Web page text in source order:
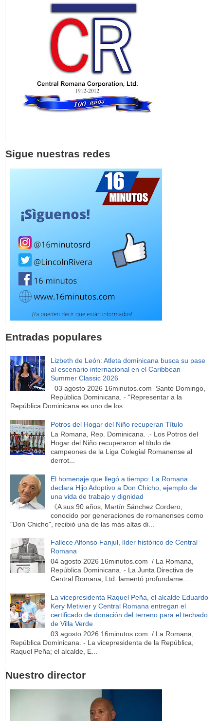
Sigue nuestras redes
Entradas populares
Lizbeth de León: Atleta dominicana busca su pase
al escenario internacional en el Caribbean
Summer Classic 2026
03 agosto 2026 16minutos.com Santo Domingo,
República Dominicana. - "Representar a la
República Dominicana es uno de los...
Potros del Hogar del Niño recuperan Título
La Romana, Rep. Dominicana. .- Los Potros del
Hogar del Niño recuperaron el título de
campeones de la Liga Colegial Romanense al
derrot...
El homenaje que llegó a tiempo: La Romana
declara Hijo Adoptivo a Don Chicho, ejemplo de
una vida de trabajo y dignidad
《A sus 90 años, Martín Sánchez Cordero,
conocido por generaciones de romanenses como
"Don Chicho", recibió una de las más altas di...
Fallece Alfonso Fanjul, líder histórico de Central
Romana
04 agosto 2026 16minutos.com / La Romana,
República Dominicana. - La Junta Directiva de
Central Romana, Ltd. lamentó profundame...
La vicepresidenta Raquel Peña, el alcalde Eduardo
Kery Metivier y Central Romana entregan el
certificado de donación del terreno para el techado
de Villa Verde
03 agosto 2026 16minutos.com / La Romana,
República Dominicana. - La vicepresidenta de la República,
Raquel Peña; el alcalde, E...
Nuestro director